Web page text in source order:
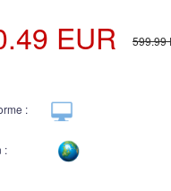
EUR 599.99
:
: